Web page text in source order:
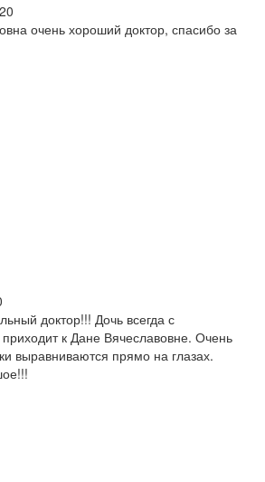
очень хороший доктор, спасибо за
доктор!!! Дочь всегда с
к Дане Вячеславовне. Очень
выравниваются прямо на глазах.